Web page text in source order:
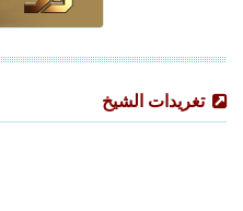
تغريدات الشيخ